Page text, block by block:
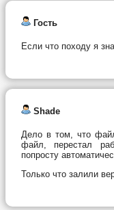
Гость
Если что походу я
Shade
Дело в том, что
файл, перестал
попросту
Только что залили